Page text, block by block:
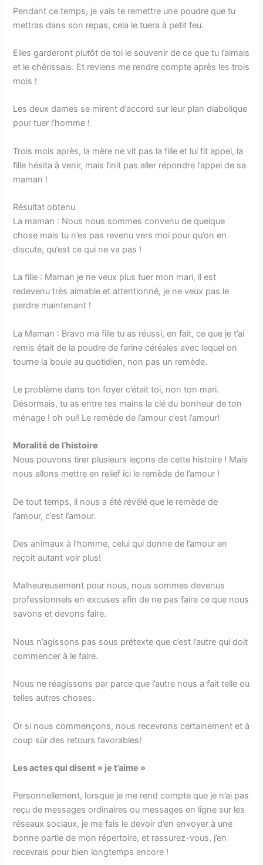
Pendant ce temps, je vais te remettre une poudre que tu
mettras dans son repas, cela le tuera à petit feu.
Elles garderont plutôt de toi le souvenir de ce que tu l’aimais
et le chérissais. Et reviens me rendre compte après les trois
mois !
Les deux dames se mirent d’accord sur leur plan diabolique
pour tuer l’homme !
Trois mois après, la mère ne vit pas la fille et lui fit appel, la
fille hésita à venir, mais finit pas aller répondre l’appel de sa
maman !
Résultat obtenu
La maman : Nous nous sommes convenu de quelque
chose mais tu n’es pas revenu vers moi pour qu’on en
discute, qu’est ce qui ne va pas !
La fille : Maman je ne veux plus tuer mon mari, il est
redevenu très aimable et attentionné, je ne veux pas le
perdre maintenant !
La Maman : Bravo ma fille tu as réussi, en fait, ce que je t’ai
remis était de la poudre de farine céréales avec lequel on
tourne la boule au quotidien, non pas un remède.
Le problème dans ton foyer c’était toi, non ton mari.
Désormais, tu as entre tes mains la clé du bonheur de ton
ménage ! oh oui! Le remède de l’amour c’est l’amour!
Moralité de l’histoire
Nous pouvons tirer plusieurs leçons de cette histoire ! Mais
nous allons mettre en relief ici le remède de l’amour !
De tout temps, il nous a été révélé que le remède de
l’amour, c’est l’amour.
Des animaux à l’homme, celui qui donne de l’amour en
reçoit autant voir plus!
Malheureusement pour nous, nous sommes devenus
professionnels en excuses afin de ne pas faire ce que nous
savons et devons faire.
Nous n’agissons pas sous prétexte que c’est l’autre qui doit
commencer à le faire.
Nous ne réagissons par parce que l’autre nous a fait telle ou
telles autres choses.
Or si nous commençons, nous recevrons certainement et à
coup sûr des retours favorables!
Les actes qui disent « je t’aime »
Personnellement, lorsque je me rend compte que je n’ai pas
reçu de messages ordinaires ou messages en ligne sur les
réseaux sociaux, je me fais le devoir d’en envoyer à une
bonne partie de mon répertoire, et rassurez-vous, j’en
recevrais pour bien longtemps encore !